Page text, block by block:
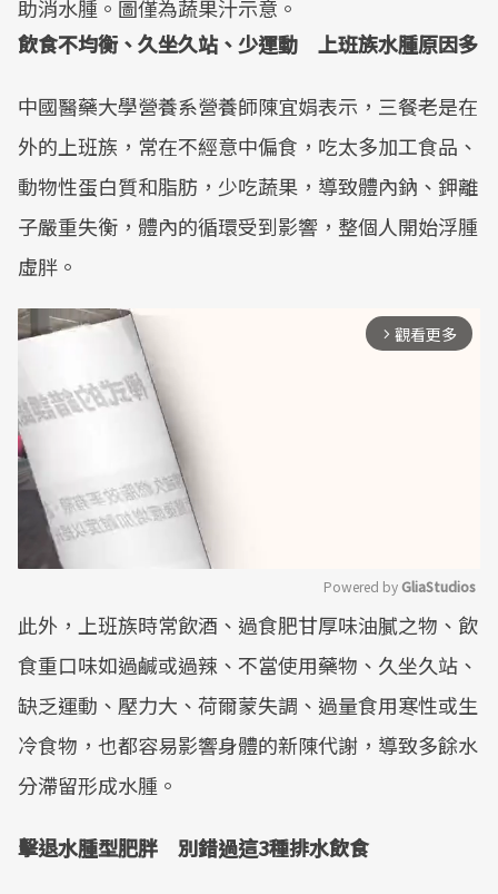
助消水腫。圖僅為蔬果汁示意。
飲食不均衡、久坐久站、少運動 上班族水腫原因多
中國醫藥大學營養系營養師陳宜娟表示，三餐老是在
外的上班族，常在不經意中偏食，吃太多加工食品、
動物性蛋白質和脂肪，少吃蔬果，導致體內鈉、鉀離
子嚴重失衡，體內的循環受到影響，整個人開始浮腫
虛胖。
arrow_forward_ios 觀看更多
Mute
Powered by GliaStudios
此外，上班族時常飲酒、過食肥甘厚味油膩之物、飲
食重口味如過鹹或過辣、不當使用藥物、久坐久站、
缺乏運動、壓力大、荷爾蒙失調、過量食用寒性或生
冷食物，也都容易影響身體的新陳代謝，導致多餘水
分滯留形成水腫。
擊退水腫型肥胖 別錯過這3種排水飲食